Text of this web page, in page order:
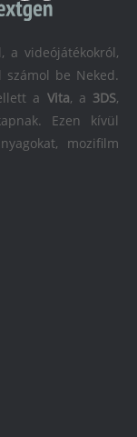
a videójátékokról,
számol be Neked.
a Vita, a 3DS,
Ezen kívül
mozifilm